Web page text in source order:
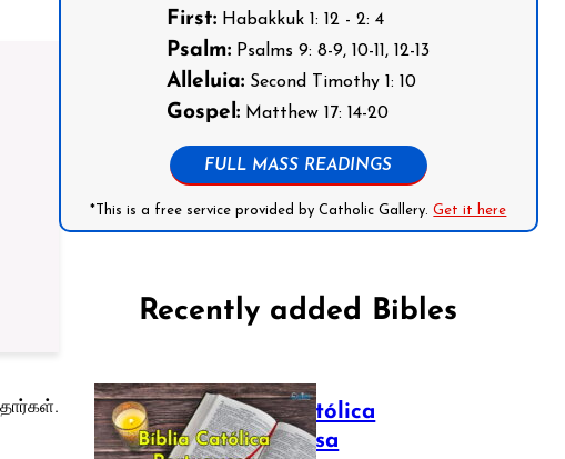
First: Habakkuk 1: 12 - 2: 4
Psalm: Psalms 9: 8-9, 10-11, 12-13
Alleluia: Second Timothy 1: 10
Gospel: Matthew 17: 14-20
FULL MASS READINGS
*This is a free service provided by Catholic Gallery.Get it here
Recently added Bibles
Bíblia Católica
Portuguesa